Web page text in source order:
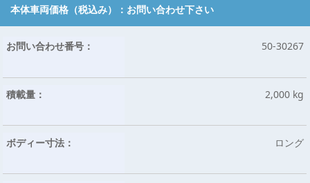
本体車両価格（税込み）： お問い合わせ下さい
お問い合わせ番号： 50-30267
積載量： 2,000 kg
ボディー寸法： ロング